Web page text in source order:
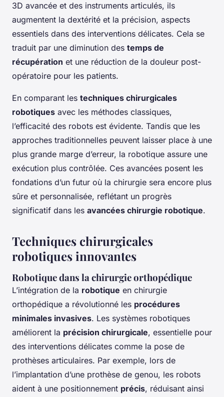
3D avancée et des instruments articulés, ils
augmentent la dextérité et la précision, aspects
essentiels dans des interventions délicates. Cela se
traduit par une diminution des temps de
récupération et une réduction de la douleur post-
opératoire pour les patients.
En comparant les techniques chirurgicales
robotiques avec les méthodes classiques,
l’efficacité des robots est évidente. Tandis que les
approches traditionnelles peuvent laisser place à une
plus grande marge d’erreur, la robotique assure une
exécution plus contrôlée. Ces avancées posent les
fondations d’un futur où la chirurgie sera encore plus
sûre et personnalisée, reflétant un progrès
significatif dans les avancées chirurgie robotique.
Techniques chirurgicales
robotiques innovantes
Robotique dans la chirurgie orthopédique
L’intégration de la robotique en chirurgie
orthopédique a révolutionné les procédures
minimales invasives. Les systèmes robotiques
améliorent la précision chirurgicale, essentielle pour
des interventions délicates comme la pose de
prothèses articulaires. Par exemple, lors de
l’implantation d’une prothèse de genou, les robots
aident à une positionnement précis, réduisant ainsi